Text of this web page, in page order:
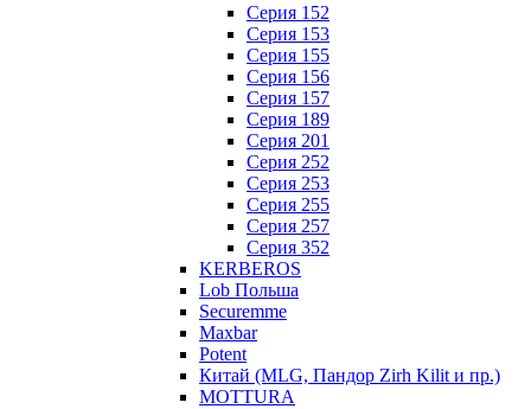
Серия 152
Серия 153
Серия 155
Серия 156
Серия 157
Серия 189
Серия 201
Серия 252
Серия 253
Серия 255
Серия 257
Серия 352
KERBEROS
Lob Польша
Securemme
Maxbar
Potent
Китай (MLG, Пандор Zirh Kilit и пр.)
MOTTURA